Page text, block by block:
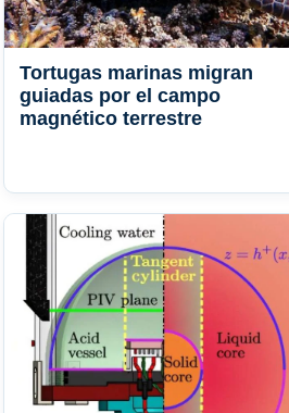
Tortugas marinas migran
guiadas por el campo
magnético terrestre